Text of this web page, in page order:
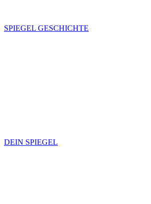
SPIEGEL GESCHICHTE
DEIN SPIEGEL